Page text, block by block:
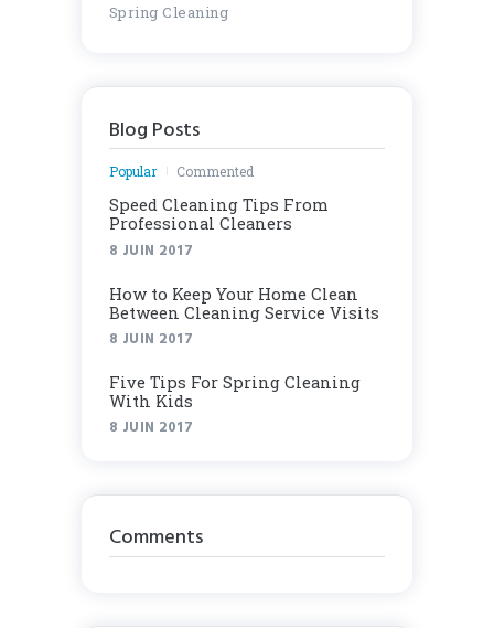
Spring Cleaning
Blog Posts
Popular Commented
Speed Cleaning Tips From
Professional Cleaners
8 JUIN 2017
How to Keep Your Home Clean
Between Cleaning Service Visits
8 JUIN 2017
Five Tips For Spring Cleaning
With Kids
8 JUIN 2017
Comments